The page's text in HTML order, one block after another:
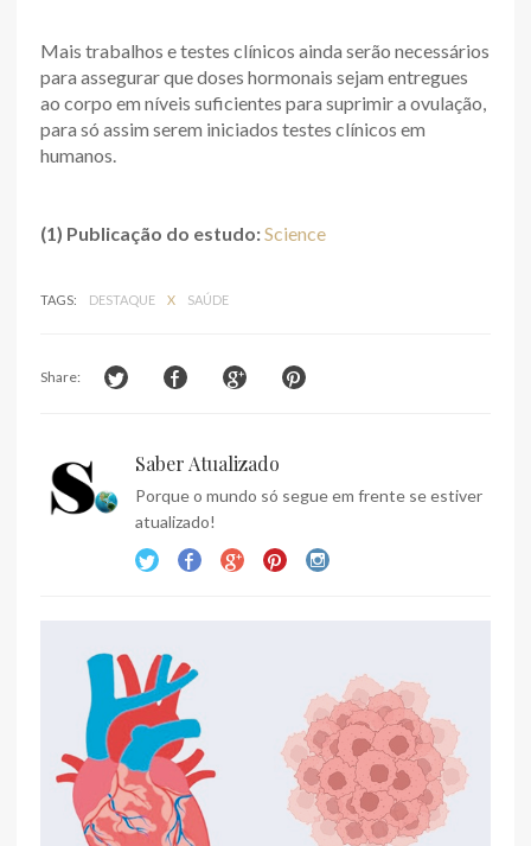
Mais trabalhos e testes clínicos ainda serão necessários
para assegurar que doses hormonais sejam entregues
ao corpo em níveis suficientes para suprimir a ovulação,
para só assim serem iniciados testes clínicos em
humanos.
(1) Publicação do estudo:Science
TAGS: DESTAQUE X SAÚDE
Share:
Saber Atualizado
Porque o mundo só segue em frente se estiver
atualizado!